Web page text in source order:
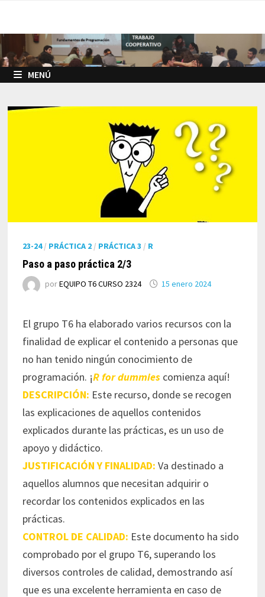
contenido
MENÚ
23-24/ PRÁCTICA 2 / PRÁCTICA 3 / R
Paso a paso práctica 2/3
porEQUIPO T6 CURSO 2324 15 enero 2024
El grupo T6 ha elaborado varios recursos con la
finalidad de explicar el contenido a personas que
no han tenido ningún conocimiento de
programación. ¡R for dummies comienza aquí!
DESCRIPCIÓN: Este recurso, donde se recogen
las explicaciones de aquellos contenidos
explicados durante las prácticas, es un uso de
apoyo y didáctico.
JUSTIFICACIÓN Y FINALIDAD: Va destinado a
aquellos alumnos que necesitan adquirir o
recordar los contenidos explicados en las
prácticas.
CONTROL DE CALIDAD: Este documento ha sido
comprobado por el grupo T6, superando los
diversos controles de calidad, demostrando así
que es una excelente herramienta en caso de